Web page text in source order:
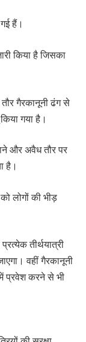
हैं।
किया है जिसका
गैरकानूनी ढंग से
गया है।
और अवैध तौर पर
है।
लोगों की भीड़
तीर्थयात्री
वहीं गैरकानूनी
में प्रवेश करने से भी